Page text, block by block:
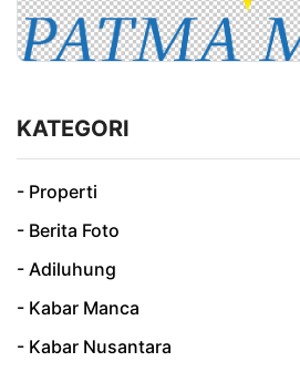
KATEGORI
- Properti
- Berita Foto
- Adiluhung
- Kabar Manca
- Kabar Nusantara